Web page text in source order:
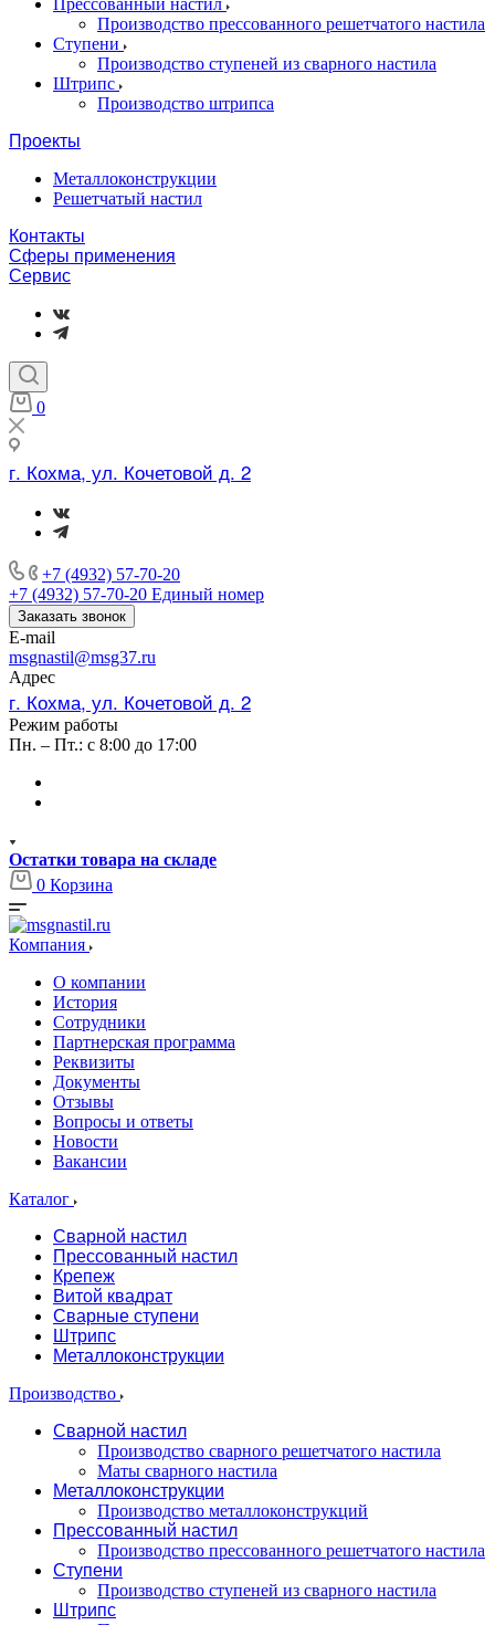
Прессованный настил
Производство прессованного решетчатого настила
Ступени
Производство ступеней из сварного настила
Штрипс
Производство штрипса
Проекты
Металлоконструкции
Решетчатый настил
Контакты
Сферы применения
Сервис
0
г. Кохма, ул. Кочетовой д. 2
+7 (4932) 57-70-20
+7 (4932) 57-70-20 Единый номер
Заказать звонок
E-mail
msgnastil@msg37.ru
Адрес
г. Кохма, ул. Кочетовой д. 2
Режим работы
Пн. – Пт.: с 8:00 до 17:00
Остатки товара на складе
0 Корзина
Компания
О компании
История
Сотрудники
Партнерская программа
Реквизиты
Документы
Отзывы
Вопросы и ответы
Новости
Вакансии
Каталог
Сварной настил
Прессованный настил
Крепеж
Витой квадрат
Сварные ступени
Штрипс
Металлоконструкции
Производство
Сварной настил
Производство сварного решетчатого настила
Маты сварного настила
Металлоконструкции
Производство металлоконструкций
Прессованный настил
Производство прессованного решетчатого настила
Ступени
Производство ступеней из сварного настила
Штрипс